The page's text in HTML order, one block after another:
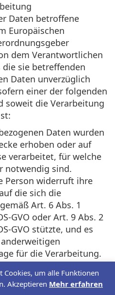
Daten betroffene
Europäischen
dem Verantwortlichen
die sie betreffenden
Daten unverzüglich
einer der folgenden
soweit die Verarbeitung
Daten wurden
erhoben oder auf
verarbeitet, für welche
notwendig sind.
Person widerruft ihre
die sich die
Art. 6 Abs. 1
GVO oder Art. 9 Abs. 2
GVO stützte, und es
für die Verarbeitung.
Person legt gemäß Art.
Widerspruch gegen
ein, und es liegen
Cookies, um alle Funktionen
Akzeptieren Mehr erfahren